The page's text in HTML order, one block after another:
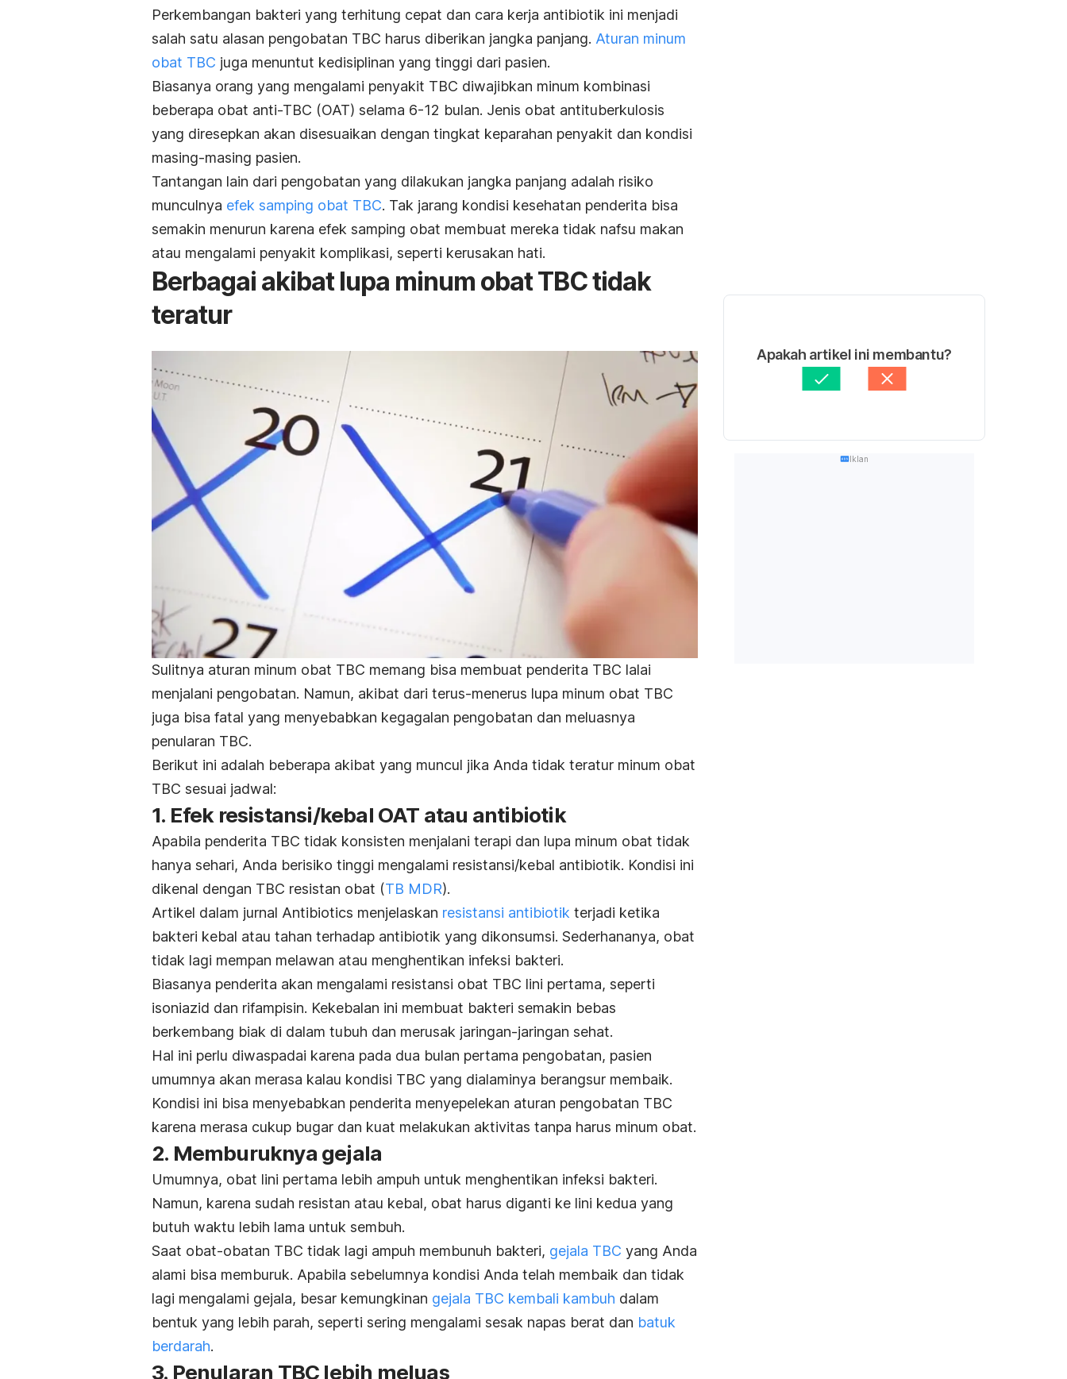
Perkembangan bakteri yang terhitung cepat dan cara kerja antibiotik ini menjadi
salah satu alasan pengobatan TBC harus diberikan jangka panjang. Aturan minum
obat TBC juga menuntut kedisiplinan yang tinggi dari pasien.
Biasanya orang yang mengalami penyakit TBC diwajibkan minum kombinasi
beberapa obat anti-TBC (OAT) selama 6-12 bulan. Jenis obat antituberkulosis
yang diresepkan akan disesuaikan dengan tingkat keparahan penyakit dan kondisi
masing-masing pasien.
Tantangan lain dari pengobatan yang dilakukan jangka panjang adalah risiko
munculnya efek samping obat TBC. Tak jarang kondisi kesehatan penderita bisa
semakin menurun karena efek samping obat membuat mereka tidak nafsu makan
atau mengalami penyakit komplikasi, seperti kerusakan hati.
Berbagai akibat lupa minum obat TBC tidak
teratur
Sulitnya aturan minum obat TBC memang bisa membuat penderita TBC lalai
menjalani pengobatan. Namun, akibat dari terus-menerus lupa minum obat TBC
juga bisa fatal yang menyebabkan kegagalan pengobatan dan meluasnya
penularan TBC.
Berikut ini adalah beberapa akibat yang muncul jika Anda tidak teratur minum obat
TBC sesuai jadwal:
1. Efek resistansi/kebal OAT atau antibiotik
Apabila penderita TBC tidak konsisten menjalani terapi dan lupa minum obat tidak
hanya sehari, Anda berisiko tinggi mengalami resistansi/kebal antibiotik. Kondisi ini
dikenal dengan TBC resistan obat (TB MDR).
Artikel dalam jurnal Antibiotics menjelaskan resistansi antibiotik terjadi ketika
bakteri kebal atau tahan terhadap antibiotik yang dikonsumsi. Sederhananya, obat
tidak lagi mempan melawan atau menghentikan infeksi bakteri.
Biasanya penderita akan mengalami resistansi obat TBC lini pertama, seperti
isoniazid dan rifampisin. Kekebalan ini membuat bakteri semakin bebas
berkembang biak di dalam tubuh dan merusak jaringan-jaringan sehat.
Hal ini perlu diwaspadai karena pada dua bulan pertama pengobatan, pasien
umumnya akan merasa kalau kondisi TBC yang dialaminya berangsur membaik.
Kondisi ini bisa menyebabkan penderita menyepelekan aturan pengobatan TBC
karena merasa cukup bugar dan kuat melakukan aktivitas tanpa harus minum obat.
2. Memburuknya gejala
Umumnya, obat lini pertama lebih ampuh untuk menghentikan infeksi bakteri.
Namun, karena sudah resistan atau kebal, obat harus diganti ke lini kedua yang
butuh waktu lebih lama untuk sembuh.
Saat obat-obatan TBC tidak lagi ampuh membunuh bakteri, gejala TBC yang Anda
alami bisa memburuk. Apabila sebelumnya kondisi Anda telah membaik dan tidak
lagi mengalami gejala, besar kemungkinan gejala TBC kembali kambuh dalam
bentuk yang lebih parah, seperti sering mengalami sesak napas berat dan batuk
berdarah.
3. Penularan TBC lebih meluas
Apakah artikel ini membantu?
Iklan